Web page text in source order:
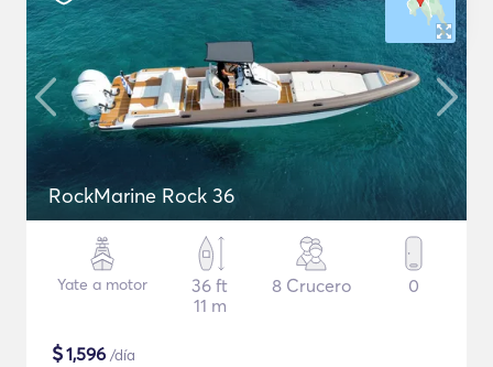
RockMarine Rock 36
Yate a motor
36 ft
11 m
8 Crucero 0
$1,596 /día